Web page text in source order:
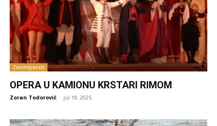
Zanimljivosti
OPERA U KAMIONU KRSTARI RIMOM
Zoran Todorović - jul 18, 2025